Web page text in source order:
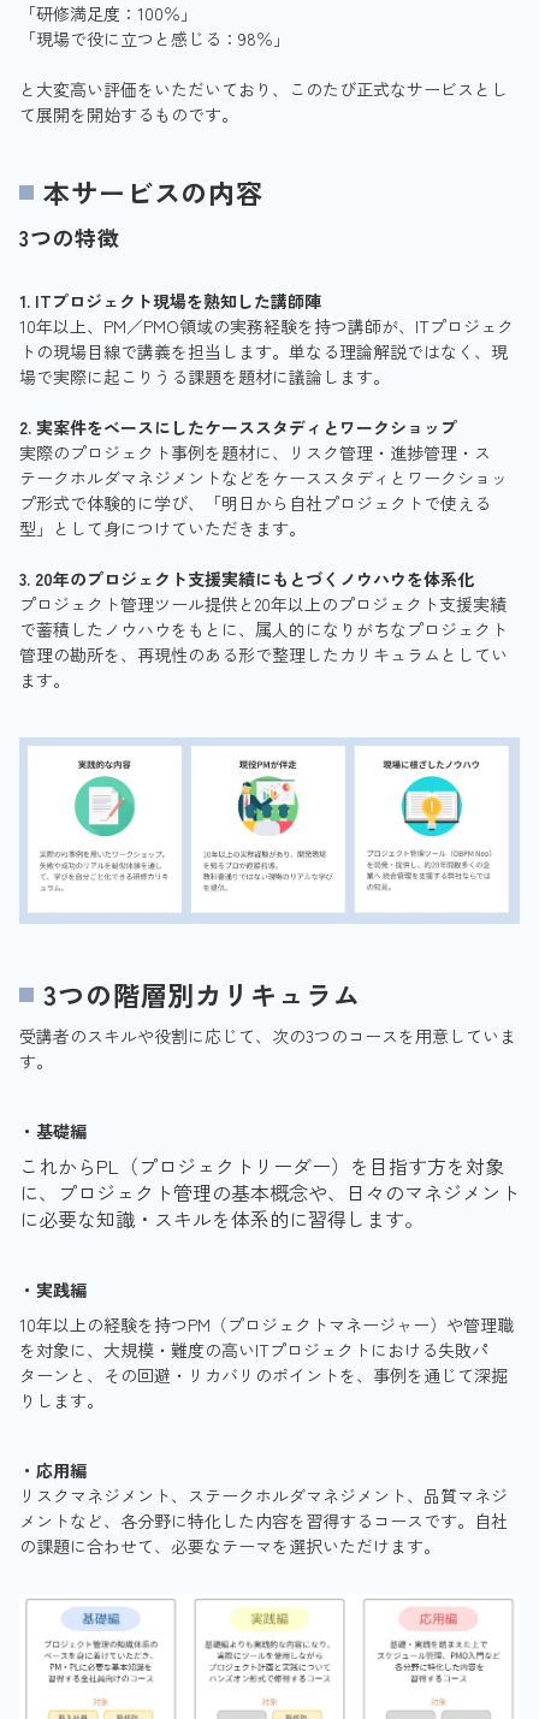
「研修満足度：100％」
「現場で役に立つと感じる：98％」
と大変高い評価をいただいており、このたび正式なサービスとし
て展開を開始するものです。
本サービスの内容
3つの特徴
1. ITプロジェクト現場を熟知した講師陣
10年以上、PM／PMO領域の実務経験を持つ講師が、ITプロジェク
トの現場目線で講義を担当します。単なる理論解説ではなく、現
場で実際に起こりうる課題を題材に議論します。
2. 実案件をベースにしたケーススタディとワークショップ
実際のプロジェクト事例を題材に、リスク管理・進捗管理・ス
テークホルダマネジメントなどをケーススタディとワークショッ
プ形式で体験的に学び、「明日から自社プロジェクトで使える
型」として身につけていただきます。
3. 20年のプロジェクト支援実績にもとづくノウハウを体系化
プロジェクト管理ツール提供と20年以上のプロジェクト支援実績
で蓄積したノウハウをもとに、属人的になりがちなプロジェクト
管理の勘所を、再現性のある形で整理したカリキュラムとしてい
ます。
3つの階層別カリキュラム
受講者のスキルや役割に応じて、次の3つのコースを用意していま
す。
・基礎編
これからPL（プロジェクトリーダー）を目指す方を対象
に、プロジェクト管理の基本概念や、日々のマネジメント
に必要な知識・スキルを体系的に習得します。
・実践編
10年以上の経験を持つPM（プロジェクトマネージャー）や管理職
を対象に、大規模・難度の高いITプロジェクトにおける失敗パ
ターンと、その回避・リカバリのポイントを、事例を通じて深掘
りします。
・応用編
リスクマネジメント、ステークホルダマネジメント、品質マネジ
メントなど、各分野に特化した内容を習得するコースです。自社
の課題に合わせて、必要なテーマを選択いただけます。